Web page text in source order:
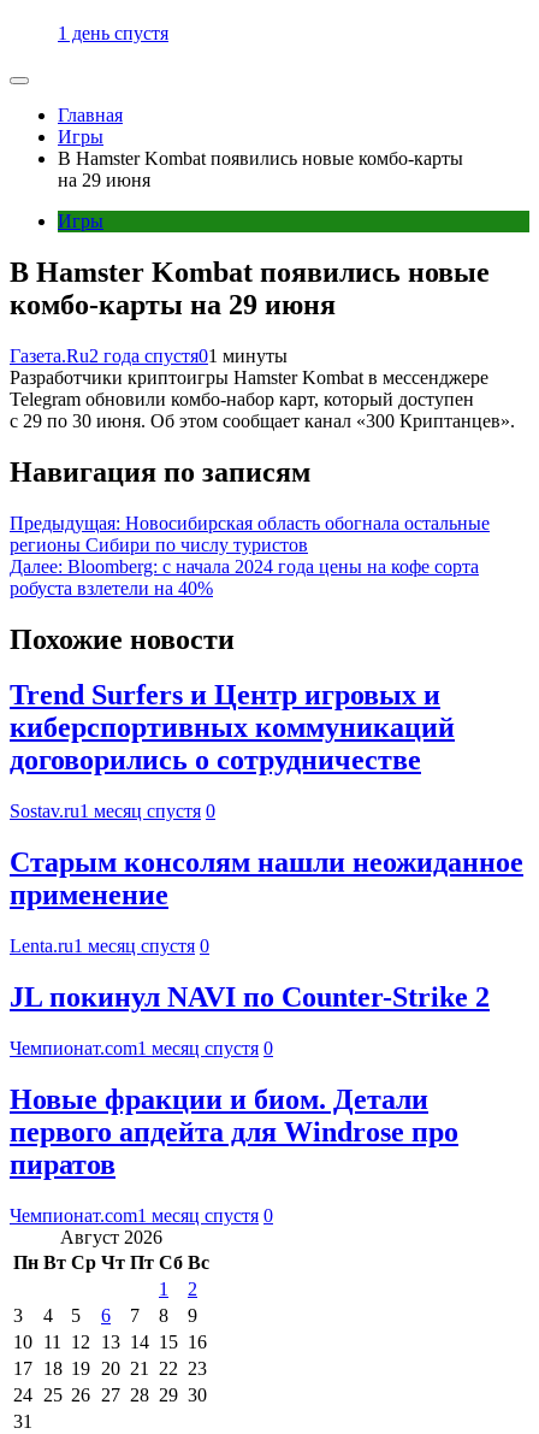
1 день спустя
Главная
Игры
В Hamster Kombat появились новые комбо-карты
на 29 июня
Игры
В Hamster Kombat появились новые
комбо-карты на 29 июня
Газета.Ru2 года спустя01 минуты
Разработчики криптоигры Hamster Kombat в мессенджере
Telegram обновили комбо-набор карт, который доступен
с 29 по 30 июня. Об этом сообщает канал «300 Криптанцев».
Навигация по записям
Предыдущая: Новосибирская область обогнала остальные
регионы Сибири по числу туристов
Далее: Bloomberg: с начала 2024 года цены на кофе сорта
робуста взлетели на 40%
Похожие новости
Trend Surfers и Центр игровых и
киберспортивных коммуникаций
договорились о сотрудничестве
Sostav.ru1 месяц спустя 0
Старым консолям нашли неожиданное
применение
Lenta.ru1 месяц спустя 0
JL покинул NAVI по Counter-Strike 2
Чемпионат.com1 месяц спустя 0
Новые фракции и биом. Детали
первого апдейта для Windrose про
пиратов
Чемпионат.com1 месяц спустя 0
Август 2026
Пн Вт Ср Чт Пт Сб Вс
1
2
3
4 5 6 7 8
9
10 11 12 13 14 15 16
17 18 19 20 21 22 23
24 25 26 27 28 29 30
31